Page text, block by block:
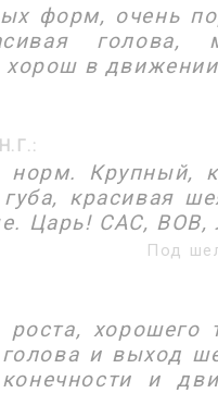
форм, очень
голова,
хорош в
Крупный,
губа, красивая
Царь! САС, ВОВ,
Под
роста, хорошего
голова и выход
и